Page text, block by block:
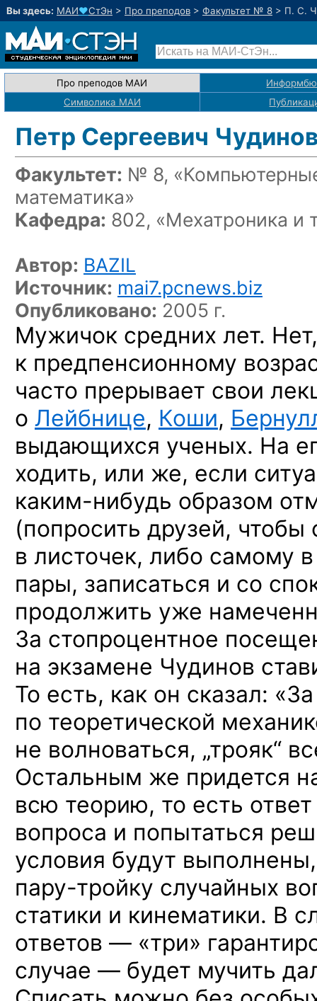
Вы здесь: МАИ♥СтЭн > Про преподов > Факультет № 8 > П. С.
Про преподов МАИ
Символика МАИ
Петр Сергеевич
Факультет: № 8,
математика»
Кафедра: 802, «Мехатроника и
Автор: BAZIL
Источник: mai7.pcnews.biz
Опубликовано: 2005 г.
Мужичок средних лет.
к предпенсионному
часто прерывает свои
о Лейбнице, Коши,
выдающихся ученых. На
ходить, или же, если
каким-нибудь образом
(попросить друзей, чтобы
в листочек, либо самому
пары, записаться и со
продолжить уже
За стопроцентное
на экзамене Чудинов
То есть, как он сказал:
по теоретической
не волноваться, „трояк“
Остальным же придется
всю теорию, то есть
вопроса и попытаться
условия будут
пару-тройку случайных
статики и кинематики. В
ответов — «три»
случае — будет мучить